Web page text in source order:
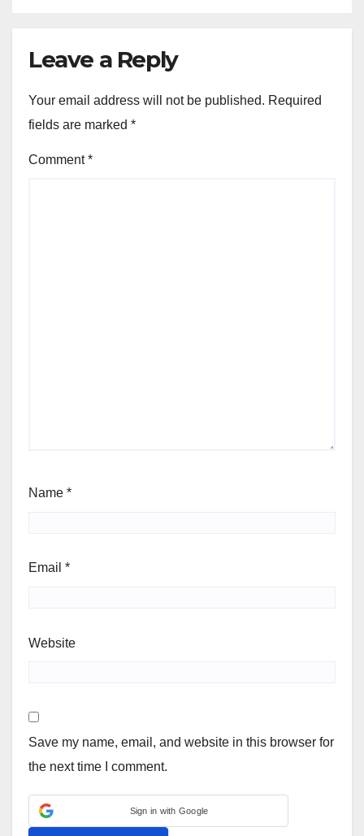
Leave a Reply
Your email address will not be published. Required
fields are marked *
Comment*
Name *
Email *
Website
Save my name, email, and website in this browser for
the next time I comment.
Sign in with Google